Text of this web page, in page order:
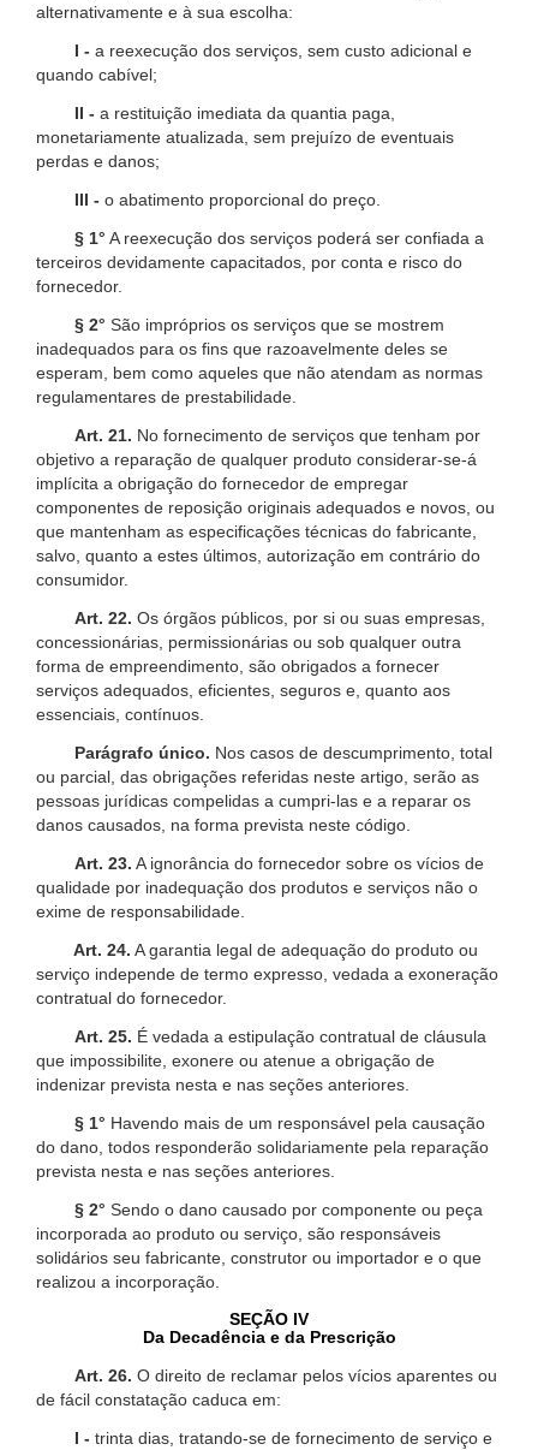
alternativamente e à sua escolha:
I - a reexecução dos serviços, sem custo adicional e
quando cabível;
II - a restituição imediata da quantia paga,
monetariamente atualizada, sem prejuízo de eventuais
perdas e danos;
III - o abatimento proporcional do preço.
§ 1° A reexecução dos serviços poderá ser confiada a
terceiros devidamente capacitados, por conta e risco do
fornecedor.
§ 2° São impróprios os serviços que se mostrem
inadequados para os fins que razoavelmente deles se
esperam, bem como aqueles que não atendam as normas
regulamentares de prestabilidade.
Art. 21. No fornecimento de serviços que tenham por
objetivo a reparação de qualquer produto considerar-se-á
implícita a obrigação do fornecedor de empregar
componentes de reposição originais adequados e novos, ou
que mantenham as especificações técnicas do fabricante,
salvo, quanto a estes últimos, autorização em contrário do
consumidor.
Art. 22. Os órgãos públicos, por si ou suas empresas,
concessionárias, permissionárias ou sob qualquer outra
forma de empreendimento, são obrigados a fornecer
serviços adequados, eficientes, seguros e, quanto aos
essenciais, contínuos.
Parágrafo único. Nos casos de descumprimento, total
ou parcial, das obrigações referidas neste artigo, serão as
pessoas jurídicas compelidas a cumpri-las e a reparar os
danos causados, na forma prevista neste código.
Art. 23. A ignorância do fornecedor sobre os vícios de
qualidade por inadequação dos produtos e serviços não o
exime de responsabilidade.
Art. 24. A garantia legal de adequação do produto ou
serviço independe de termo expresso, vedada a exoneração
contratual do fornecedor.
Art. 25. É vedada a estipulação contratual de cláusula
que impossibilite, exonere ou atenue a obrigação de
indenizar prevista nesta e nas seções anteriores.
§ 1° Havendo mais de um responsável pela causação
do dano, todos responderão solidariamente pela reparação
prevista nesta e nas seções anteriores.
§ 2° Sendo o dano causado por componente ou peça
incorporada ao produto ou serviço, são responsáveis
solidários seu fabricante, construtor ou importador e o que
realizou a incorporação.
SEÇÃO IV
Da Decadência e da Prescrição
Art. 26. O direito de reclamar pelos vícios aparentes ou
de fácil constatação caduca em:
I - trinta dias, tratando-se de fornecimento de serviço e